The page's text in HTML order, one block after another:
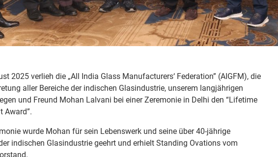
2025 verlieh die „All India Glass Manufacturers‘ Federation” (AIGFM), die
aller Bereiche der indischen Glasindustrie, unserem langjährigen
und Freund Mohan Lalvani bei einer Zeremonie in Delhi den “Lifetime
Award”.
wurde Mohan für sein Lebenswerk und seine über 40-jährige
indischen Glasindustrie geehrt und erhielt Standing Ovations vom